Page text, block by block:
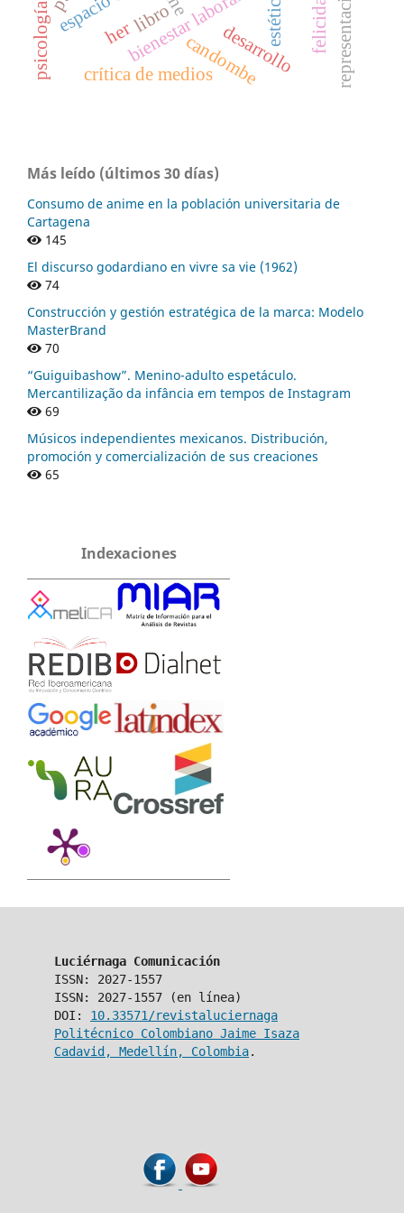
estética.
bienestar laboraldesarrollo
candombe
felicidad
her
crítica de medios
libro
Más leído (últimos 30 días)
Consumo de anime en la población universitaria de
Cartagena
145
El discurso godardiano en vivre sa vie (1962)
74
Construcción y gestión estratégica de la marca: Modelo
MasterBrand
70
“Guiguibashow”. Menino-adulto espetáculo.
Mercantilização da infância em tempos de Instagram
69
Músicos independientes mexicanos. Distribución,
promoción y comercialización de sus creaciones
65
Indexaciones
Luciérnaga Comunicación
ISSN: 2027-1557
ISSN: 2027-1557 (en línea)
DOI: 10.33571/revistaluciernaga
Politécnico Colombiano Jaime Isaza
Cadavid, Medellín, Colombia.